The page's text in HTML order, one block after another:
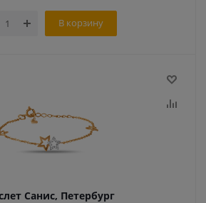
В корзину
Санис, Петербург